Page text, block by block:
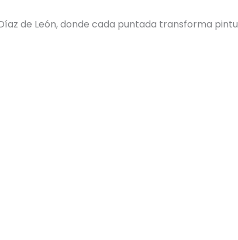
de León, donde cada puntada transforma